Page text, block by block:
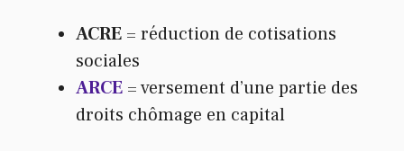
ACRE = réduction de cotisations
sociales
ARCE = versement d’une partie des
droits chômage en capital